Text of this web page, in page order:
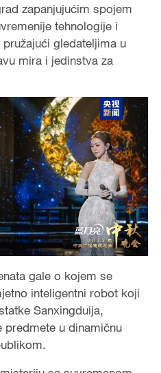
zapanjujućim spojem
tehnologije i
gledateljima u
mira i jedinstva za
gale o kojem se
inteligentni robot koji
Sanxingduija,
u dinamičnu